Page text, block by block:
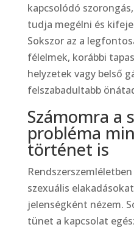
kapcsolódó
tudja megélni és
Sokszor az a
félelmek, korábbi
helyzetek vagy belső
felszabadultabb
Számomra a
probléma
történet is
szexuális
jelenségként nézem.
tünet a kapcsolat